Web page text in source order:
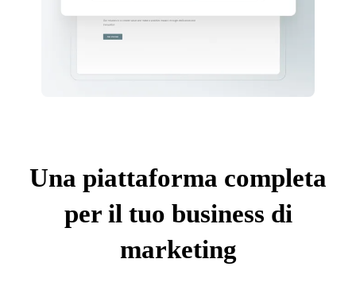
Una piattaforma completa
per il tuo business di
marketing